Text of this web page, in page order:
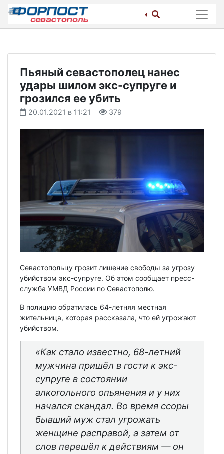
Skip
content
Пьяный севастополец нанес
удары шилом экс-супруге и
грозился ее убить
20.01.2021 в 11:21 379
Севастопольцу грозит лишение свободы за угрозу
убийством экс-супруге. Об этом сообщает пресс-
служба УМВД России по Севастополю.
В полицию обратилась 64-летняя местная
жительница, которая рассказала, что ей угрожают
убийством.
«Как стало известно, 68-летний
мужчина пришёл в гости к экс-
супруге в состоянии
алкогольного опьянения и у них
начался скандал. Во время ссоры
бывший муж стал угрожать
женщине расправой, а затем от
слов перешёл к действиям — он